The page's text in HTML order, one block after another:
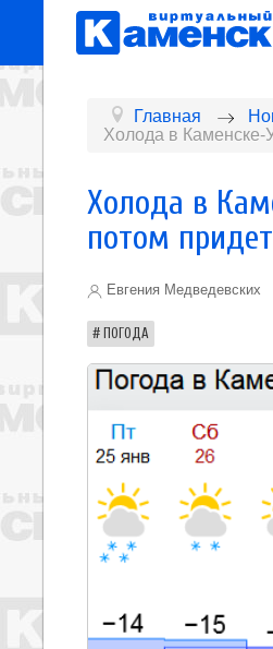
Главная
Холода в Каменске-
Холода в
потом
Евгения Медведевских
ПОГОДА